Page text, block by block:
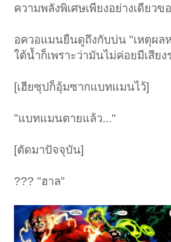
ความพลังพิเศษเพียงอย่างเดียวข
อควอแมนยืนดูถึงกับบ่น "เหตุผล
ใต้น้ำก็เพราะว่ามันไม่ค่อยมีเสีย
[เฮียซุปก็อุ้มซากแบทแมนไว้]
"แบทแมนตายแล้ว..."
[ตัดมาปัจจุบัน]
??? "ฮาล"